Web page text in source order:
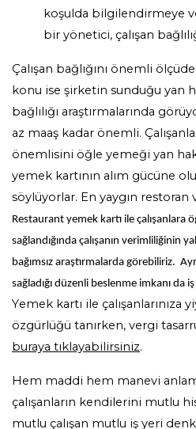
koşulda bilgilendirmeye
bir yönetici, çalışan
Çalışan bağlığını önemli
konu ise şirketin sunduğu yan
bağlılığı araştırmalarında
az maaş kadar önemli.
önemlisini öğle yemeği yan
yemek kartının alım gücüne
söylüyorlar. En yaygın restoran
Restaurant yemek kartı ile çalışanlara
sağlandığında çalışanın verimliliğinin
bağımsız araştırmalarda görebiliriz.
sağladığı düzenli beslenme imkanı da
Yemek kartı ile çalışanlarınıza
özgürlüğü tanırken, vergi
buraya tıklayabilirsiniz.
Hem maddi hem manevi
çalışanların kendilerini mutlu
mutlu çalışan mutlu iş yeri